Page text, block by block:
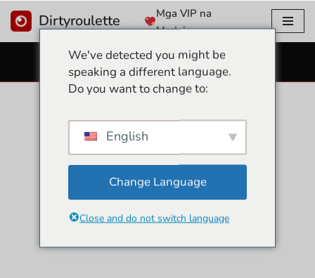
Dirtyroulette
Mga VIP na
Modelo
LIBRENG SEX CAMS
We've detected you might be
speaking a different language.
Do you want to change to:
English
Change Language
Close and do not switch language